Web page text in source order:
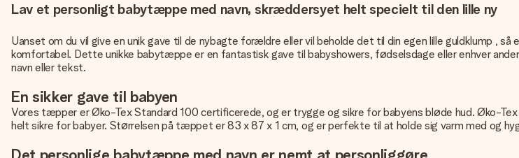
Lav et personligt babytæppe med navn, skræddersyet helt specielt til den lille ny
Uanset om du vil give en unik gave til de nybagte forældre eller vil beholde det til din egen lille guldklump ,
komfortabel. Dette unikke babytæppe er en fantastisk gave til babyshowers, fødselsdage eller enhver
navn eller tekst.
En sikker gave til babyen
Vores tæpper er Øko-Tex Standard 100 certificerede, og er trygge og sikre for babyens bløde hud. Øko-
helt sikre for babyer. Størrelsen på tæppet er 83 x 87 x 1 cm, og er perfekte til at holde sig varm med og